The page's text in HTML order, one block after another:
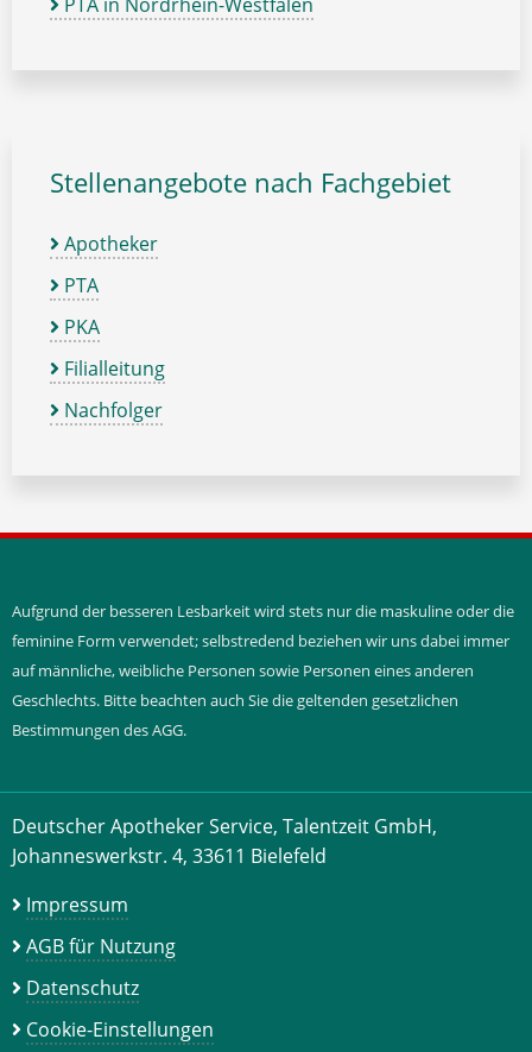
Stellenangebote nach Fachgebiet
Apotheker
PTA
PKA
Filialleitung
Nachfolger
Aufgrund der besseren Lesbarkeit wird stets nur die maskuline oder die
feminine Form verwendet; selbstredend beziehen wir uns dabei immer
auf männliche, weibliche Personen sowie Personen eines anderen
Geschlechts. Bitte beachten auch Sie die geltenden gesetzlichen
Bestimmungen des AGG.
Deutscher Apotheker Service, Talentzeit GmbH,
Johanneswerkstr. 4, 33611 Bielefeld
Impressum
AGB für Nutzung
Datenschutz
Cookie-Einstellungen